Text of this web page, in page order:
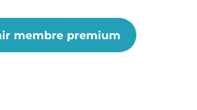
membre premium